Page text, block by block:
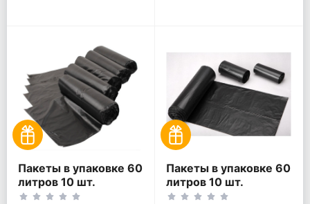
Пакеты в упаковке 60
литров 10 шт.
(10шт*5рул)
Пакеты в упаковке 60
литров 10 шт.
(10шт*3рул)